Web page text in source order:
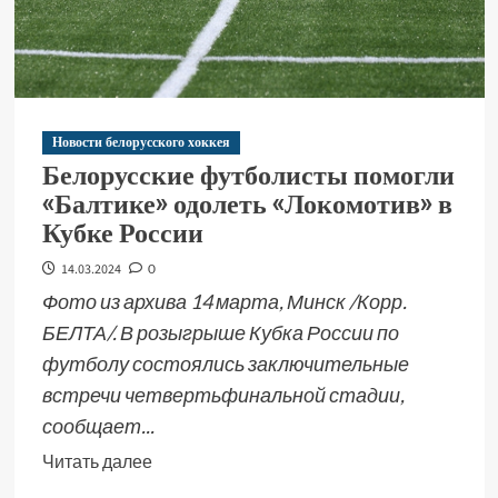
Новости белорусского хоккея
Белорусские футболисты помогли
«Балтике» одолеть «Локомотив» в
Кубке России
14.03.2024 0
Фото из архива 14 марта, Минск /Корр.
БЕЛТА/. В розыгрыше Кубка России по
футболу состоялись заключительные
встречи четвертьфинальной стадии,
сообщает...
Читать далее